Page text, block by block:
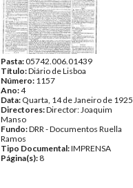
Pasta:05742.006.01439
Título:Diário de Lisboa
Número: 1157
Ano:4
Data: Quarta, 14 de Janeiro de 1925
Directores:Director: Joaquim
Manso
Fundo:DRR - Documentos Ruella
Ramos
Tipo Documental:IMPRENSA
Página(s): 8